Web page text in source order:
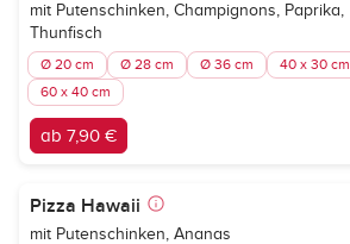
mit Putenschinken, Champignons, Paprika,
Thunfisch
Ø 20 cm Ø 28 cm Ø 36 cm
40 x 30 cm
60 x 40 cm
ab 7,90 €
Pizza Hawaii
mit Putenschinken, Ananas